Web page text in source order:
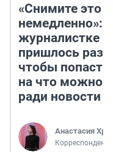
«Снимите это
немедленно»:
журналистке
пришлось
чтобы попасть
на что можно
ради новости
Анастасия
Корреспондент